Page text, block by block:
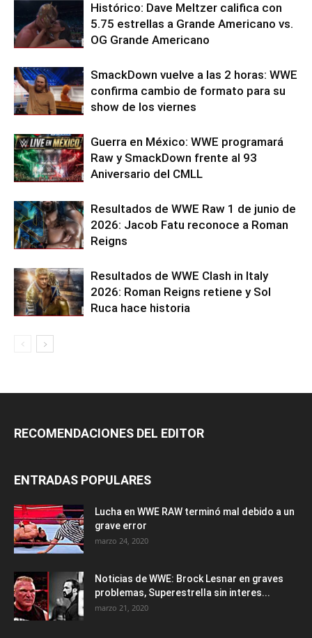
Histórico: Dave Meltzer califica con
5.75 estrellas a Grande Americano vs.
OG Grande Americano
SmackDown vuelve a las 2 horas: WWE
confirma cambio de formato para su
show de los viernes
Guerra en México: WWE programará
Raw y SmackDown frente al 93
Aniversario del CMLL
Resultados de WWE Raw 1 de junio de
2026: Jacob Fatu reconoce a Roman
Reigns
Resultados de WWE Clash in Italy
2026: Roman Reigns retiene y Sol
Ruca hace historia
RECOMENDACIONES DEL EDITOR
ENTRADAS POPULARES
Lucha en WWE RAW terminó mal debido a un
grave error
marzo 24, 2020
Noticias de WWE: Brock Lesnar en graves
problemas, Superestrella sin interes...
marzo 21, 2020